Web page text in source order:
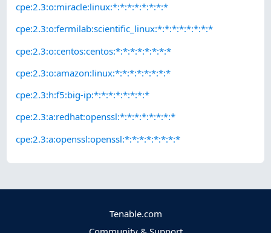
cpe:2.3:o:miracle:linux:*:*:*:*:*:*:*:*
cpe:2.3:o:fermilab:scientific_linux:*:*:*:*:*:*:*:*
cpe:2.3:o:centos:centos:*:*:*:*:*:*:*:*
cpe:2.3:o:amazon:linux:*:*:*:*:*:*:*:*
cpe:2.3:h:f5:big-ip:*:*:*:*:*:*:*:*
cpe:2.3:a:redhat:openssl:*:*:*:*:*:*:*:*
cpe:2.3:a:openssl:openssl:*:*:*:*:*:*:*:*
Tenable.com